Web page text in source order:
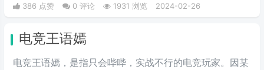
他的课程是“智商税”。
386 点赞 0 评论 1931 浏览 2024-02-26
电竞王语嫣
电竞王语嫣，是指只会哔哔，实战不行的电竞玩家。因某